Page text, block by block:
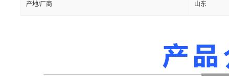
产地/厂商 山东